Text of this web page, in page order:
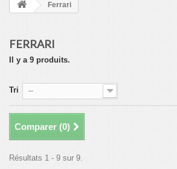
Ferrari
FERRARI
Il y a 9 produits.
Tri --
Comparer (0)
Résultats 1 - 9 sur 9.